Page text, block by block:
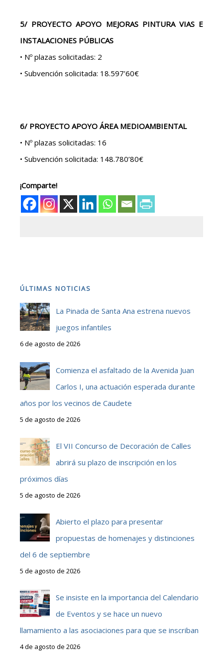
5/ PROYECTO APOYO MEJORAS PINTURA VIAS E
INSTALACIONES PÚBLICAS
• Nº plazas solicitadas: 2
• Subvención solicitada: 18.597’60€
6/ PROYECTO APOYO ÁREA MEDIOAMBIENTAL
• Nº plazas solicitadas: 16
• Subvención solicitada: 148.780’80€
¡Comparte!
ÚLTIMAS NOTICIAS
La Pinada de Santa Ana estrena nuevos
juegos infantiles
6 de agosto de 2026
Comienza el asfaltado de la Avenida Juan
Carlos I, una actuación esperada durante
años por los vecinos de Caudete
5 de agosto de 2026
El VII Concurso de Decoración de Calles
abrirá su plazo de inscripción en los
próximos días
5 de agosto de 2026
Abierto el plazo para presentar
propuestas de homenajes y distinciones
del 6 de septiembre
5 de agosto de 2026
Se insiste en la importancia del Calendario
de Eventos y se hace un nuevo
llamamiento a las asociaciones para que se inscriban
4 de agosto de 2026